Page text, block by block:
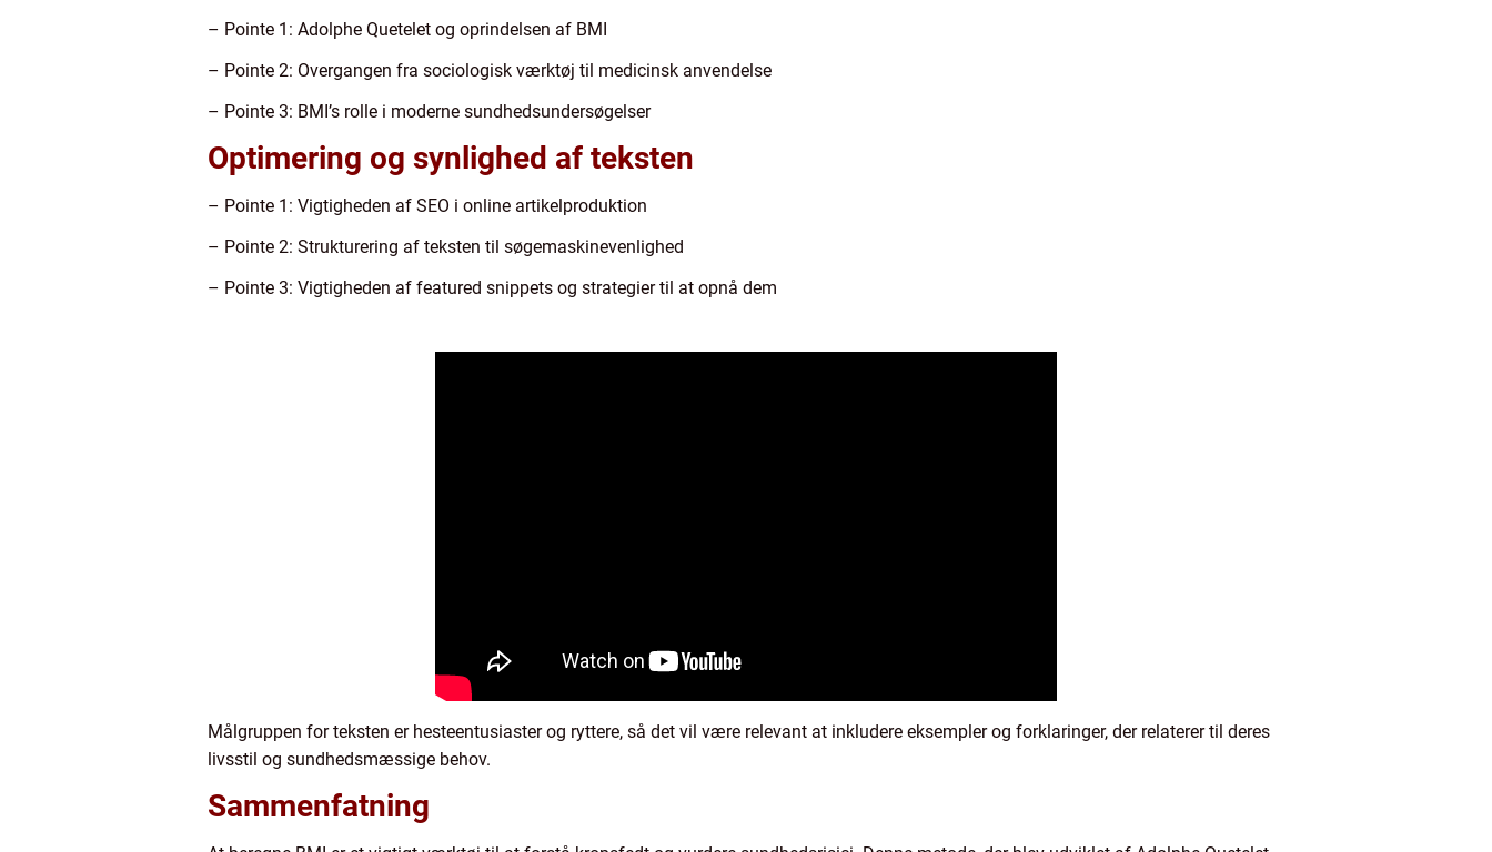
– Pointe 1: Adolphe Quetelet og oprindelsen af BMI
– Pointe 2: Overgangen fra sociologisk værktøj til medicinsk anvendelse
– Pointe 3: BMI’s rolle i moderne sundhedsundersøgelser
Optimering og synlighed af teksten
– Pointe 1: Vigtigheden af SEO i online artikelproduktion
– Pointe 2: Strukturering af teksten til søgemaskinevenlighed
– Pointe 3: Vigtigheden af featured snippets og strategier til at opnå dem
Målgruppen for teksten er hesteentusiaster og ryttere, så det vil være relevant at inkludere eksempler og forklaringer, der relaterer til deres
livsstil og sundhedsmæssige behov.
Sammenfatning